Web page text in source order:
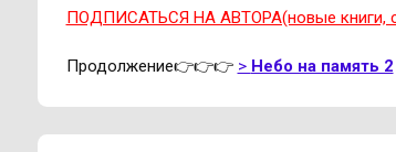
ПОДПИСАТЬСЯ НА АВТОРА(новые книги,
Продолжение👉👉👉 > Небо на память 2